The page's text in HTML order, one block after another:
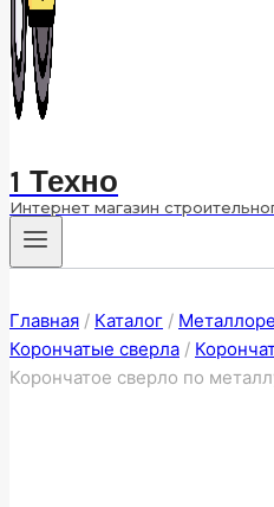
1 Техно
Интернет магазин
Главная / Каталог /
Корончатые сверла /
Корончатое сверло по